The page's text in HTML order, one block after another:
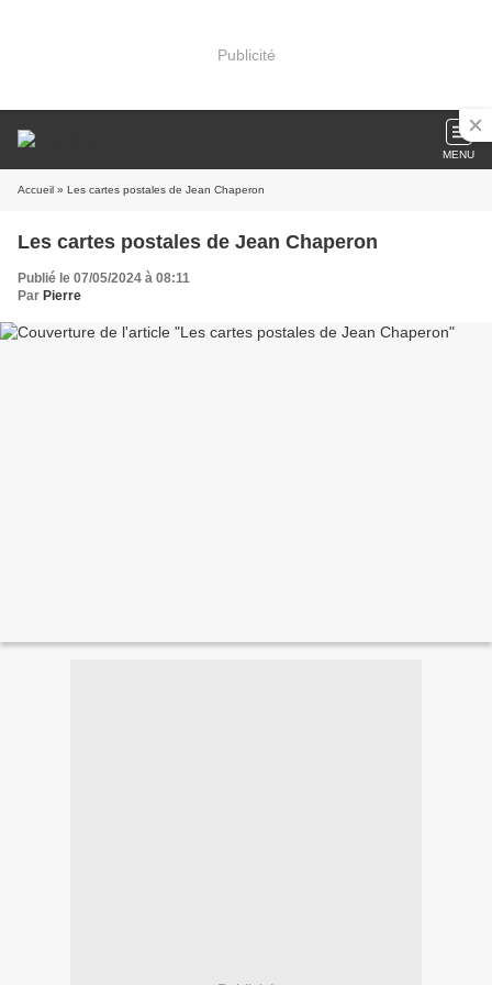
Publicité
MENU
Accueil » Les cartes postales de Jean Chaperon
Les cartes postales de Jean Chaperon
Publié le 07/05/2024 à 08:11
Par Pierre